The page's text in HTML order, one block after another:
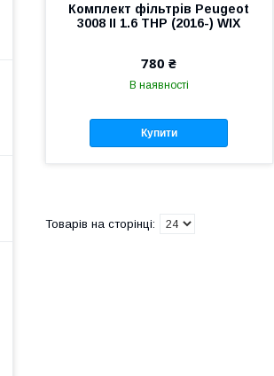
Комплект фільтрів Peugeot
3008 II 1.6 THP (2016-) WIX
780 ₴
В наявності
Купити